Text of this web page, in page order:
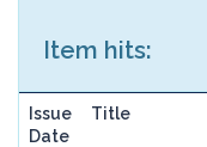
Item hits:
Issue
Date
Title